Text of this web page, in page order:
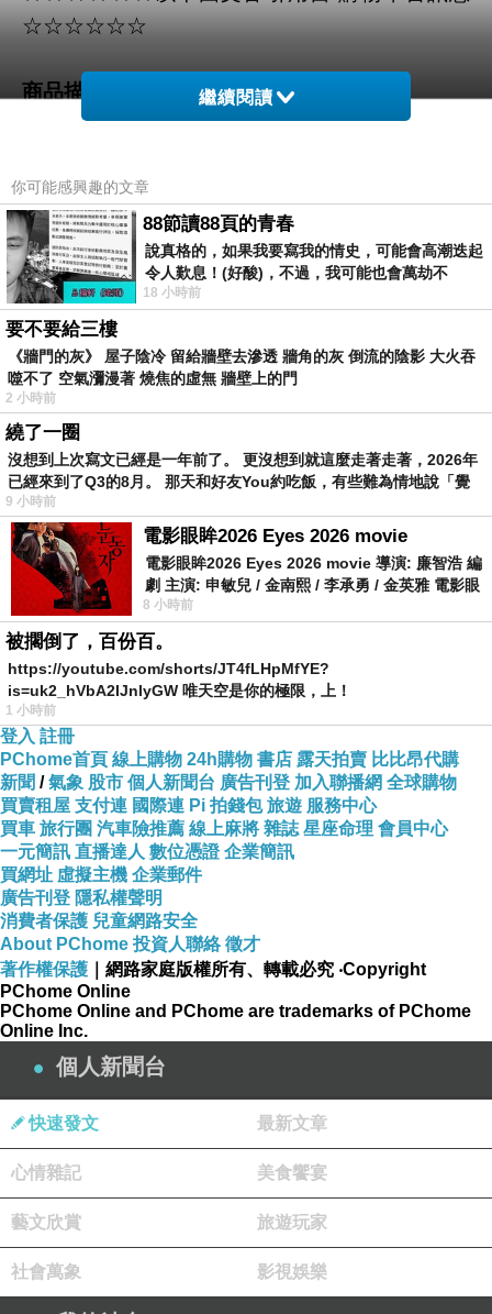
☆☆☆☆☆☆
商品描述 繼續閱讀
你可能感興趣的文章
88節讀88頁的青春
說真格的，如果我要寫我的情史，可能會高潮迭起
令人歎息！(好酸)，不過，我可能也會萬劫不
復...，每天跪鍵盤還是被判了花心的罪
18 小時前
要不要給三樓
《牆門的灰》 屋子陰冷 留給牆壁去滲透 牆角的灰 倒流的陰影 大火吞
噬不了 空氣瀰漫著 燒焦的虛無 牆壁上的門
2 小時前
繞了一圈
沒想到上次寫文已經是一年前了。 更沒想到就這麼走著走著，2026年
已經來到了Q3的8月。 那天和好友You約吃飯，有些難為情地說「覺
得
9 小時前
電影眼眸2026 Eyes 2026 movie
電影眼眸2026 Eyes 2026 movie 導演: 廉智浩 編
劇 主演: 申敏兒 / 金南熙 / 李承勇 / 金英雅 電影眼
眸2026描述攝影師徐珍因遺
8 小時前
被擱倒了，百份百。
https://youtube.com/shorts/JT4fLHpMfYE?
is=uk2_hVbA2IJnlyGW 唯天空是你的極限，上！
https://youtube.com/shorts/G3a1Jhcu4
1 小時前
登入 註冊
PChome首頁 線上購物 24h購物 書店 露天拍賣 比比昂代購
新聞 /氣象 股市 個人新聞台 廣告刊登 加入聯播網 全球購物
買賣租屋 支付連 國際連 Pi 拍錢包 旅遊 服務中心
買車 旅行團 汽車險推薦 線上麻將 雜誌 星座命理 會員中心
一元簡訊 直播達人 數位憑證 企業簡訊
買網址 虛擬主機 企業郵件
廣告刊登 隱私權聲明
消費者保護 兒童網路安全
About PChome 投資人聯絡 徵才
著作權保護 ｜網路家庭版權所有、轉載必究 ‧Copyright
PChome Online
PChome Online and PChome are trademarks of PChome
Online Inc.
個人新聞台
快速發文 最新文章
心情雜記 美食饗宴
藝文欣賞 旅遊玩家
社會萬象 影視娛樂